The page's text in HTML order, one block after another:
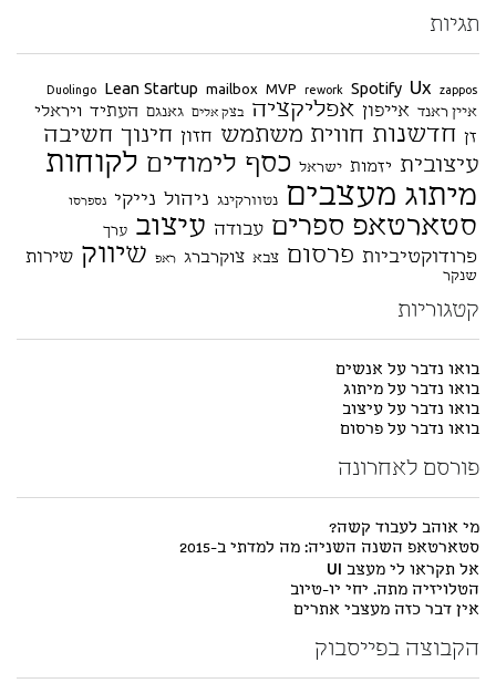
תגיות
Duolingo Lean Startup mailbox MVP rework Spotify Ux zappos
איין ראנד אייפון אפליקציה בצק אלים גאנגם העתיד ויראלי
זן חדשנות חווית משתמש חזון חינוך חשיבה
עיצובית יזמות ישראל כסף לימודים לקוחות
מיתוג מעצבים נטוורקינג ניהול נייקי נספרסו
סטארטאפ ספרים עבודה עיצוב ערך
פרודוקטיביות פרסום צבא צוקרברג ראפ שיווק שירות
שנקר
קטגוריות
בואו נדבר על אנשים
בואו נדבר על מיתוג
בואו נדבר על עיצוב
בואו נדבר על פרסום
פורסם לאחרונה
מי אוהב לעבוד קשה?
סטארטאפ השנה השניה: מה למדתי ב-2015
אל תקראו לי מעצב UI
הטלויזיה מתה. יחי יו-טיוב
אין דבר כזה מעצבי אתרים
הקבוצה בפייסבוק